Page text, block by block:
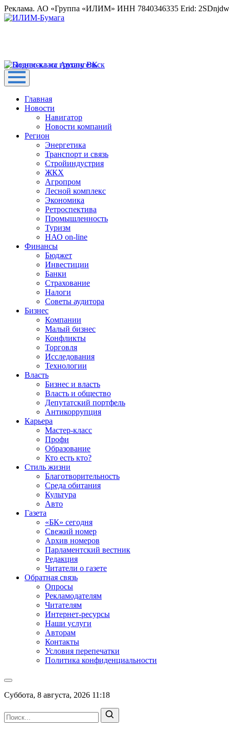
Реклама. АО «Группа «ИЛИМ» ИНН 7840346335 Erid:
Главная
Новости
Навигатор
Новости компаний
Регион
Энергетика
Транспорт и связь
Стройиндустрия
ЖКХ
Агропром
Лесной комплекс
Экономика
Ретроспектива
Промышленность
Туризм
НАО on-line
Финансы
Бюджет
Инвестиции
Банки
Страхование
Налоги
Советы аудитора
Бизнес
Компании
Малый бизнес
Конфликты
Торговля
Исследования
Технологии
Власть
Бизнес и власть
Власть и общество
Депутатский портфель
Антикоррупция
Карьера
Мастер-класс
Профи
Образование
Кто есть кто?
Стиль жизни
Благотворительность
Среда обитания
Культура
Авто
Газета
«БК» сегодня
Свежий номер
Архив номеров
Парламентский вестник
Редакция
Читатели о газете
Обратная связь
Опросы
Рекламодателям
Читателям
Интернет-ресурсы
Наши услуги
Авторам
Контакты
Условия перепечатки
Политика конфиденциальности
Суббота, 8 августа, 2026 11:18